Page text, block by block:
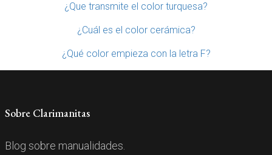
¿Que transmite el color turquesa?
¿Cuál es el color cerámica?
¿Qué color empieza con la letra F?
Sobre Clarimanitas
Blog sobre manualidades.